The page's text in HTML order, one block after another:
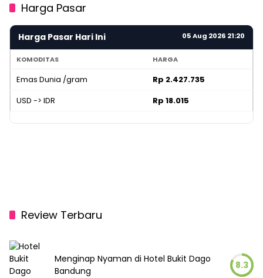
Harga Pasar
Harga Pasar Hari Ini 05 Aug 2026 21:20
KOMODITAS HARGA
Emas Dunia /gram
Rp 2.427.735
USD -> IDR
Rp 18.015
Review Terbaru
Menginap Nyaman di Hotel Bukit Dago
Bandung
8.3